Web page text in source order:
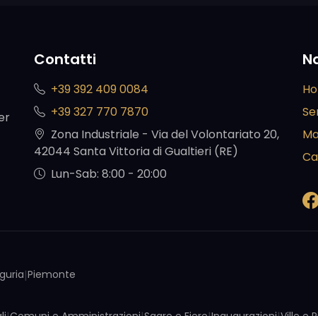
Contatti
+39 392 409 0084
+39 327 770 7870
Zona Industriale - Via del Volontariato 20,
42044 Santa Vittoria di Gualtieri (RE)
Lun-Sab: 8:00 - 20:00
|Piemonte